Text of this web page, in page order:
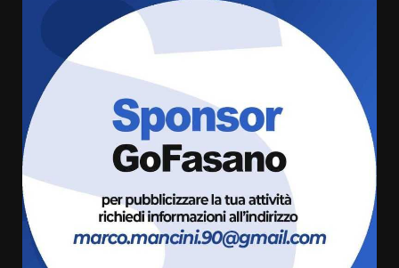
Savelletri in festa, domani sera
grande spettacolo con Uccio De
8 Agosto 2026 07:30
Politiche Giovanili e Mobilità